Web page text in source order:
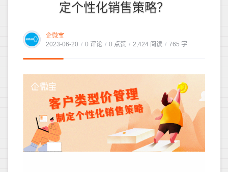
定个性化销售策略？
企微宝
2023-06-20 / 0 评论 / 0 点赞 / 2,424 阅读 / 765 字